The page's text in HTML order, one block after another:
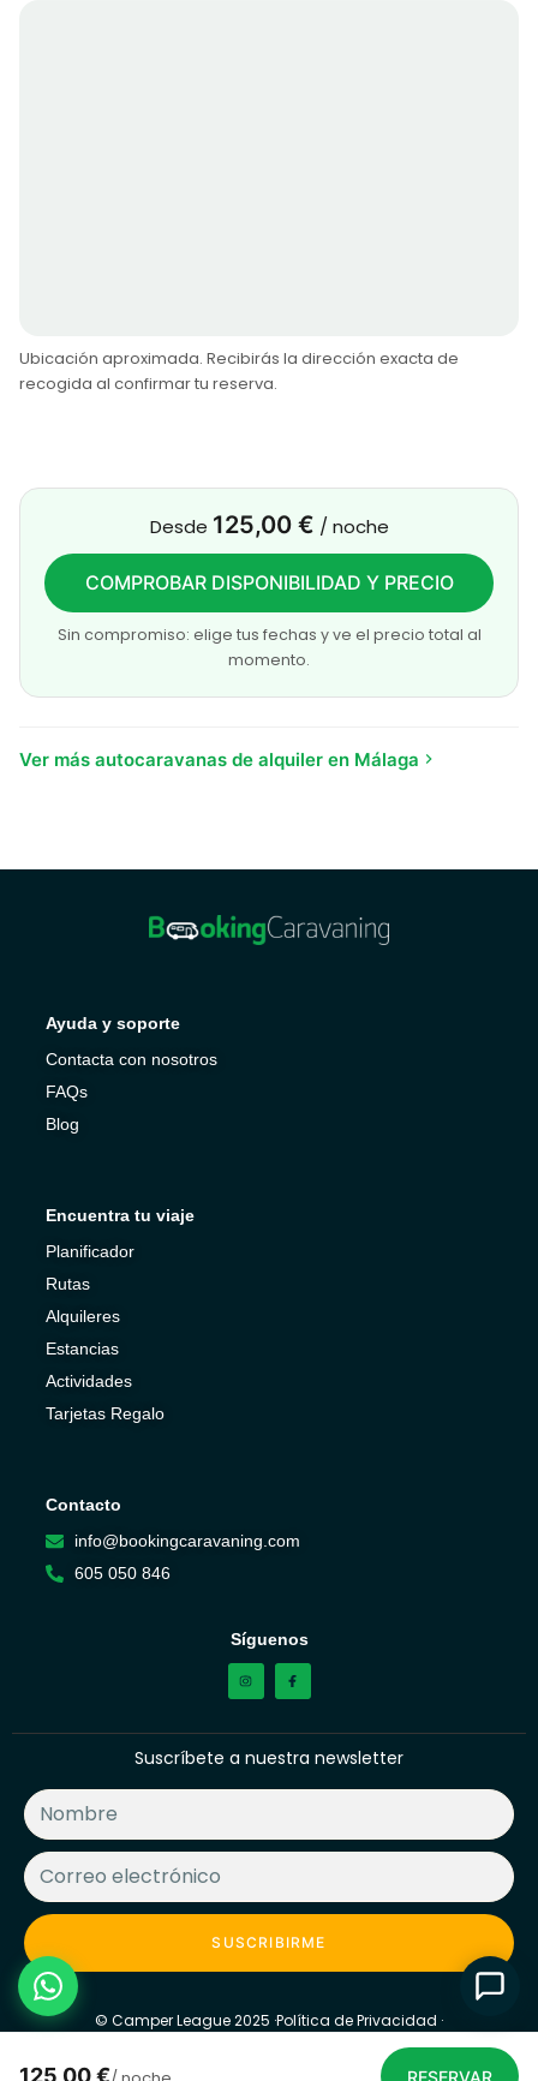
Ubicación aproximada. Recibirás la dirección exacta de
recogida al confirmar tu reserva.
Desde 125,00 € / noche
COMPROBAR DISPONIBILIDAD Y PRECIO
Sin compromiso: elige tus fechas y ve el precio total al
momento.
Ver más autocaravanas de alquiler en Málaga
125,00 € RESERVAR
Ayuda y soporte
Contacta con nosotros
FAQs
Blog
Encuentra tu viaje
Planificador
Rutas
Alquileres
Estancias
Actividades
Tarjetas Regalo
Contacto
info@bookingcaravaning.com
605 050 846
Síguenos
Suscríbete a nuestra newsletter
SUSCRIBIRME
© Camper League 2025 ·Política de Privacidad ·
Términos y Condiciones Viajeros ·
Términos y Condiciones Proveedores